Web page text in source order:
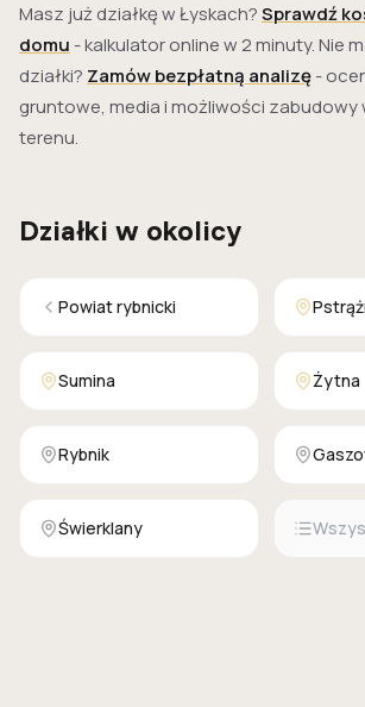
Masz już działkę w Łyskach?Sprawdź
domu - kalkulator online w 2 minuty. Nie
działki? Zamów bezpłatną analizę-
gruntowe, media i możliwości zabudowy
terenu.
Działki w okolicy
Powiat rybnicki
Sumina Żytna
Rybnik
Świerklany